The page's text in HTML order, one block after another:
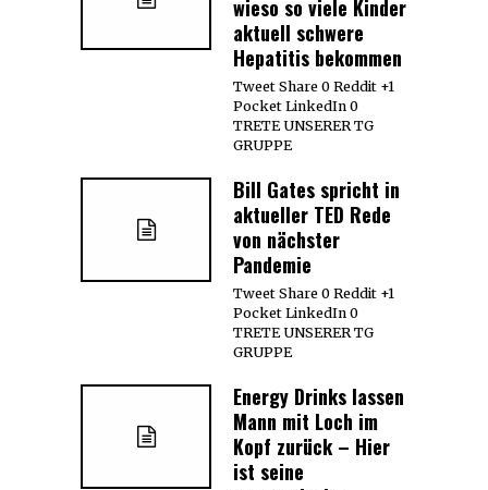
wieso so viele Kinder
aktuell schwere
Hepatitis bekommen
Tweet Share 0 Reddit +1
Pocket LinkedIn 0
TRETE UNSERER TG
GRUPPE
Bill Gates spricht in
aktueller TED Rede
von nächster
Pandemie
Tweet Share 0 Reddit +1
Pocket LinkedIn 0
TRETE UNSERER TG
GRUPPE
Energy Drinks lassen
Mann mit Loch im
Kopf zurück – Hier
ist seine